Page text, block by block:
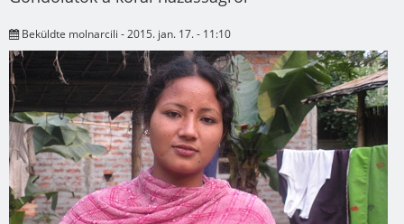
Beküldte molnarcili - 2015. jan. 17. - 11:10